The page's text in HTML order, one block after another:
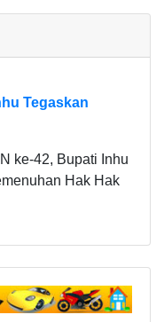
Tegaskan
ke-42, Bupati Inhu
Hak Hak